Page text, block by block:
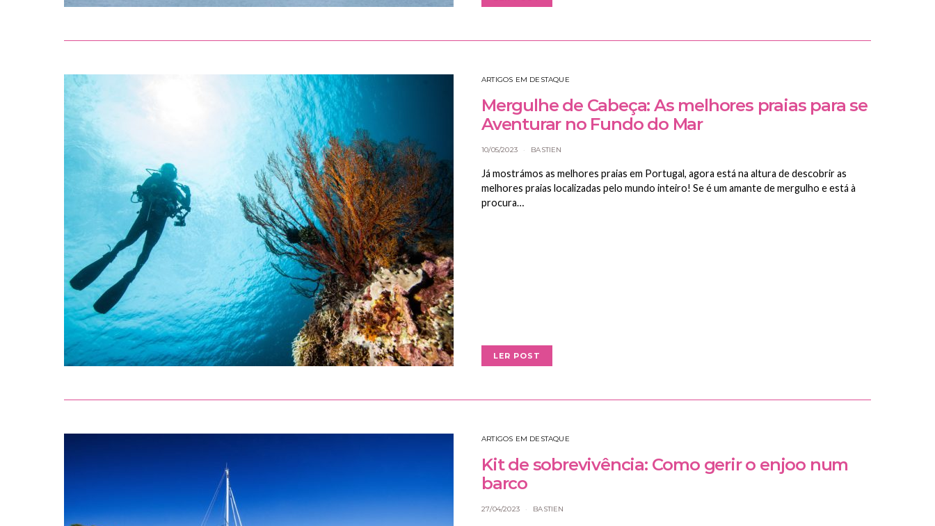
ARTIGOS EM DESTAQUE
Mergulhe de Cabeça: As melhores praias para se
Aventurar no Fundo do Mar
10/05/2023 BASTIEN
Já mostrámos as melhores praias em Portugal, agora está na altura de descobrir as
melhores praias localizadas pelo mundo inteiro! Se é um amante de mergulho e está à
procura…
LER POST
ARTIGOS EM DESTAQUE
Kit de sobrevivência: Como gerir o enjoo num
barco
27/04/2023 BASTIEN